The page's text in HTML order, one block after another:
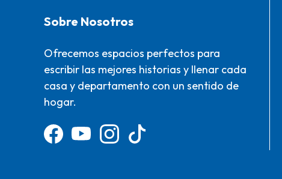
Sobre Nosotros
Ofrecemos espacios perfectos para
escribir las mejores historias y llenar cada
casa y departamento con un sentido de
hogar.